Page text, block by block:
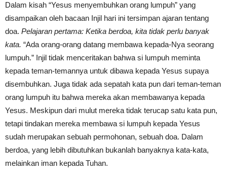
Dalam kisah “Yesus menyembuhkan orang lumpuh” yang
disampaikan oleh bacaan Injil hari ini tersimpan ajaran tentang
doa. Pelajaran pertama: Ketika berdoa, kita tidak perlu banyak
kata. “Ada orang-orang datang membawa kepada-Nya seorang
lumpuh.” Injil tidak menceritakan bahwa si lumpuh meminta
kepada teman-temannya untuk dibawa kepada Yesus supaya
disembuhkan. Juga tidak ada sepatah kata pun dari teman-teman
orang lumpuh itu bahwa mereka akan membawanya kepada
Yesus. Meskipun dari mulut mereka tidak terucap satu kata pun,
tetapi tindakan mereka membawa si lumpuh kepada Yesus
sudah merupakan sebuah permohonan, sebuah doa. Dalam
berdoa, yang lebih dibutuhkan bukanlah banyaknya kata-kata,
melainkan iman kepada Tuhan.